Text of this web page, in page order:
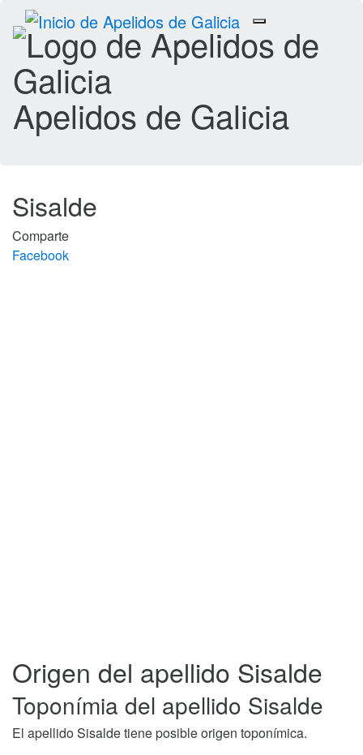
Toggle
navigation
Apelidos de Galicia
Sisalde
Comparte
Facebook
Origen del apellido Sisalde
Toponímia del apellido Sisalde
El apellido Sisalde tiene posible origen toponímica.